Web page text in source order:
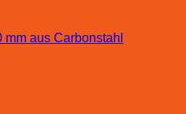
aus Carbonstahl